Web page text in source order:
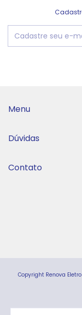
Menu
Dúvidas
Contato
Copyright Renova